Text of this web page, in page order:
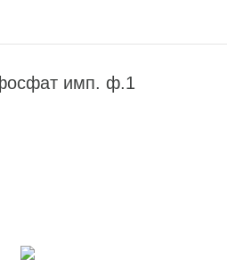
имп. ф.1